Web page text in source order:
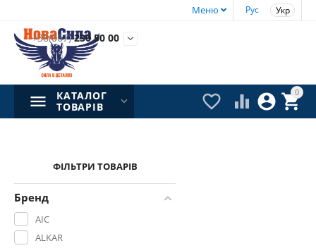
Рус Укр
Меню
+38(067)230 50 00 
0


 
КАТАЛОГ
ТОВАРІВ
ФІЛЬТРИ ТОВАРІВ
Бренд
AIC
ALKAR